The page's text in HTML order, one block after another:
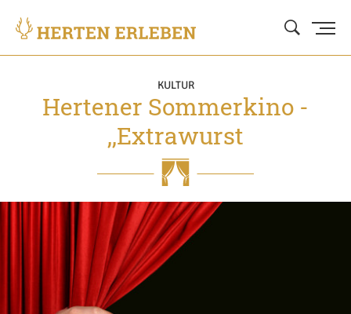
KULTUR
Hertener Sommerkino -
,,Extrawurst